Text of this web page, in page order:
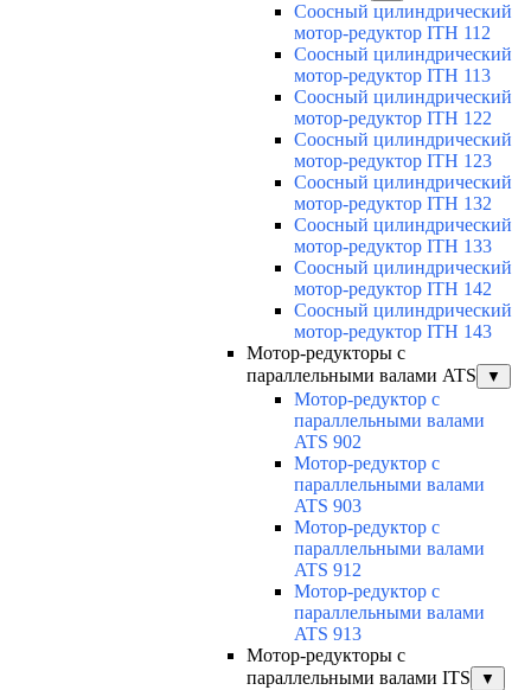
Соосный цилиндрический
мотор-редуктор ITH 112
Соосный цилиндрический
мотор-редуктор ITH 113
Соосный цилиндрический
мотор-редуктор ITH 122
Соосный цилиндрический
мотор-редуктор ITH 123
Соосный цилиндрический
мотор-редуктор ITH 132
Соосный цилиндрический
мотор-редуктор ITH 133
Соосный цилиндрический
мотор-редуктор ITH 142
Соосный цилиндрический
мотор-редуктор ITH 143
Мотор-редукторы с
параллельными валами ATS
▼
Мотор-редуктор с
параллельными валами
ATS 902
Мотор-редуктор с
параллельными валами
ATS 903
Мотор-редуктор с
параллельными валами
ATS 912
Мотор-редуктор с
параллельными валами
ATS 913
Мотор-редукторы с
параллельными валами ITS
▼